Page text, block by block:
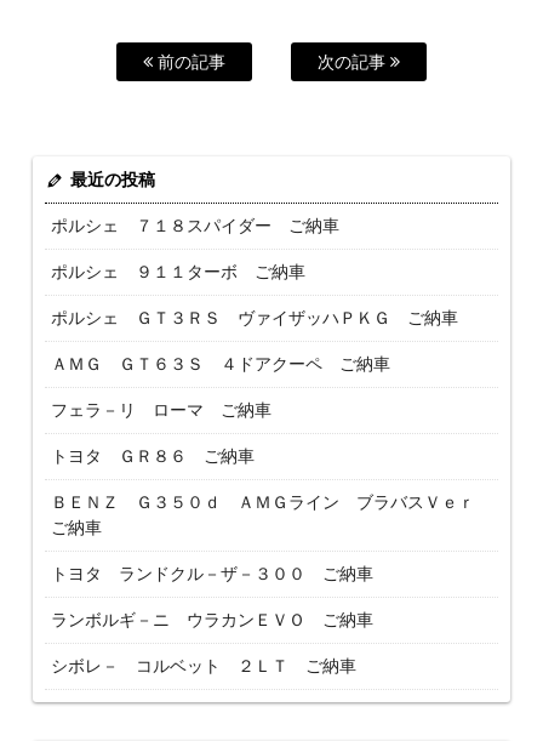
前の記事 次の記事
最近の投稿
ポルシェ ７１８スパイダー ご納車
ポルシェ ９１１ターボ ご納車
ポルシェ ＧＴ３ＲＳ ヴァイザッハＰＫＧ ご納車
ＡＭＧ ＧＴ６３Ｓ ４ドアクーペ ご納車
フェラ－リ ローマ ご納車
トヨタ ＧＲ８６ ご納車
ＢＥＮＺ Ｇ３５０ｄ ＡＭＧライン ブラバスＶｅｒ
ご納車
トヨタ ランドクル－ザ－３００ ご納車
ランボルギ－ニ ウラカンＥＶＯ ご納車
シボレ－ コルベット ２ＬＴ ご納車